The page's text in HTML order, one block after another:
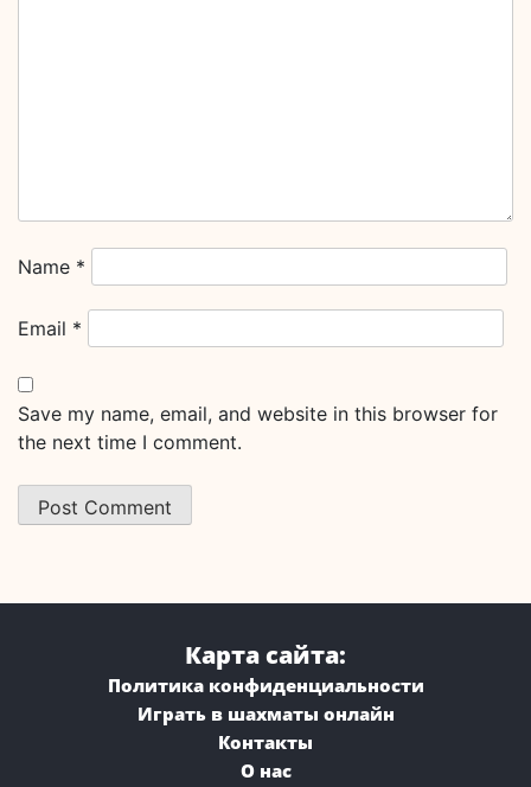
Name *
Email *
Save my name, email, and website in this browser for
the next time I comment.
Карта сайта:
Политика конфиденциальности
Играть в шахматы онлайн
Контакты
О нас